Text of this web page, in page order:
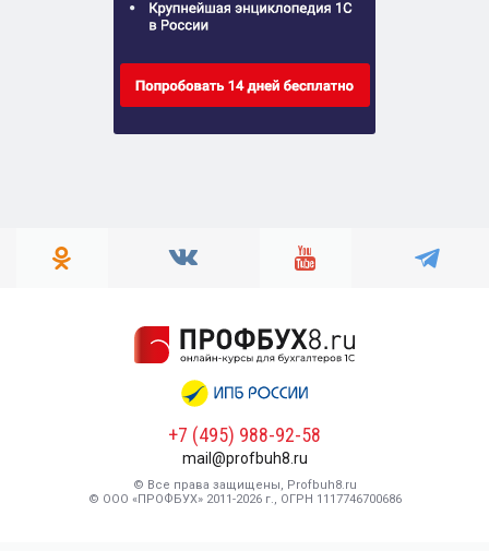
+7 (495) 988-92-58
mail@profbuh8.ru
© Все права защищены, Profbuh8.ru
© ООО «ПРОФБУХ» 2011-2026 г., ОГРН 1117746700686